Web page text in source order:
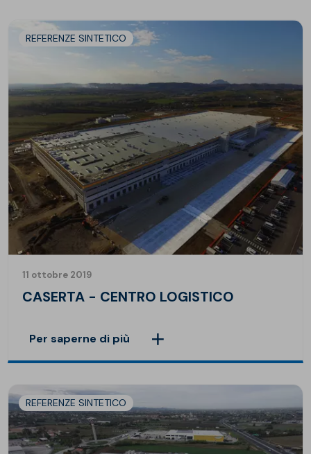
REFERENZE SINTETICO
11 ottobre 2019
CASERTA - CENTRO LOGISTICO
Per saperne di più
REFERENZE SINTETICO